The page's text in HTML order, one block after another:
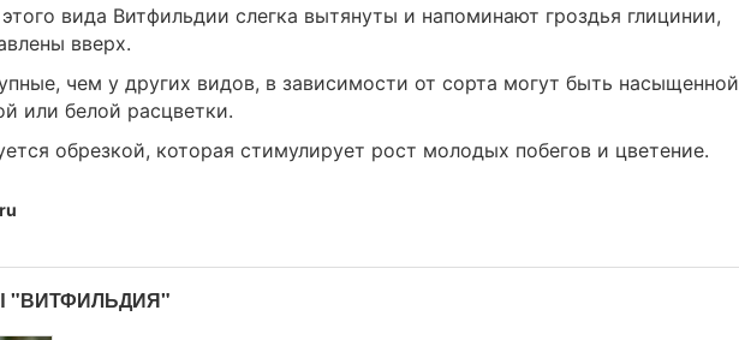
вида Витфильдии слегка вытянуты и напоминают гроздья глицинии,
вверх.
чем у других видов, в зависимости от сорта могут быть насыщенной
или белой расцветки.
обрезкой, которая стимулирует рост молодых побегов и цветение.
"ВИТФИЛЬДИЯ"